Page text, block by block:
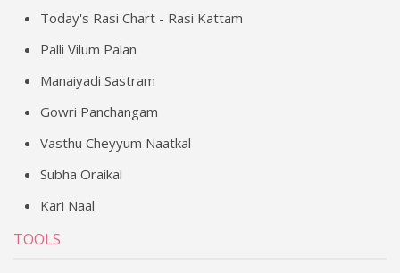
Today's Rasi Chart - Rasi Kattam
Palli Vilum Palan
Manaiyadi Sastram
Gowri Panchangam
Vasthu Cheyyum Naatkal
Subha Oraikal
Kari Naal
TOOLS